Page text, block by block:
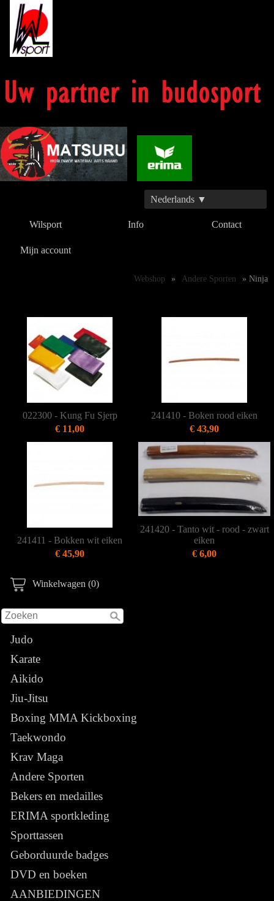
Nederlands ▼
Wilsport Info Contact
Mijn account
Winkelwagen (0)
Judo
Karate
Aikido
Jiu-Jitsu
Boxing MMA Kickboxing
Taekwondo
Krav Maga
Andere Sporten
Bekers en medailles
ERIMA sportkleding
Sporttassen
Geborduurde badges
DVD en boeken
AANBIEDINGEN
Webshop » Andere Sporten » Ninja
022300 - Kung Fu Sjerp
€ 11,00
241410 - Boken rood eiken
€ 43,90
241411 - Bokken wit eiken
€ 45,90
241420 - Tanto wit - rood - zwart
eiken
€ 6,00